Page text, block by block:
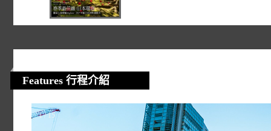
Features 行程介紹
1 / 15